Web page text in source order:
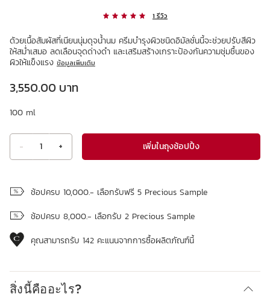
1 รีวิว
ด้วยเนื้อสัมผัสที่เนียนนุ่มดุจน้ำนม ครีมบำรุงผิวชนิดอิมัลชั่นนี้จะช่วยปรับสีผิว
ให้สม่ำเสมอ ลดเลือนจุดด่างดำ และเสริมสร้างเกราะป้องกันความชุ่มชื้นของ
ผิวให้แข็งแรง ข้อมูลเพิ่มเติม
ราคาปัจจุบัน 3,550.00 บาท
3,550.00 บาท
100 ml
- 1 + เพิ่มในถุงช้อปปิ้ง
ช้อปครบ 10,000.- เลือกรับฟรี 5 Precious Sample
ช้อปครบ 8,000.- เลือกรับ 2 Precious Sample
คุณสามารถรับ 142 คะแนนจากการซื้อผลิตภัณฑ์นี้
สิ่งนี้คืออะไร?